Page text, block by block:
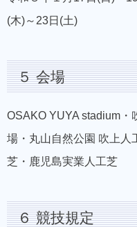
(木)～23日(土)
５ 会場
OSAKO YUYA stadium・
場・丸山自然公園 吹上人
芝・鹿児島実業人工芝
６ 競技規定